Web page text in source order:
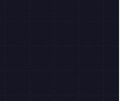
av Shopify, to ganger i året.